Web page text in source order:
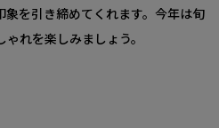
象を引き締めてくれます。今年は旬
れを楽しみましょう。